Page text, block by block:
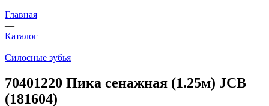
Главная
—
Каталог
—
Cилосные зубья
70401220 Пика сенажная (1.25м) JCB
(181604)